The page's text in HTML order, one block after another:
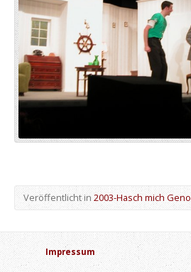
Veröffentlicht in2003-Hasch mich
Impressum